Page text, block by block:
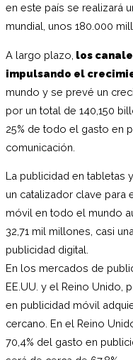
en este país se realizará
mundial, unos 180.000
A largo plazo, los
impulsando el
mundo y se prevé un
por un total de 140,150
25% de todo el gasto en
comunicación.
La publicidad en tabletas
un catalizador clave para
móvil en todo el mundo
32,71 mil millones, casi
publicidad digital.
En los mercados de
EE.UU. y el Reino Unido,
en publicidad móvil
cercano. En el Reino
70,4% del gasto en